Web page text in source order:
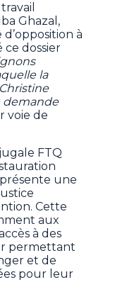
Ghazal,
à
ce dossier
la
demande
voie de
FTQ
une
Cette
aux
à des
permettant
et de
pour leur